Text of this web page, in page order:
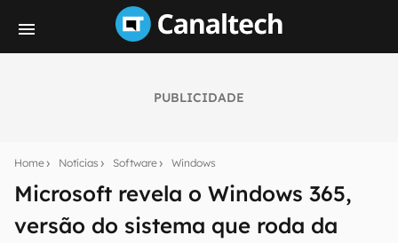
PUBLICIDADE
Home Notícias Software Windows
Microsoft revela o Windows 365,
versão do sistema que roda da
notícias e reviews sobre tecnologia em primeira
E-mail